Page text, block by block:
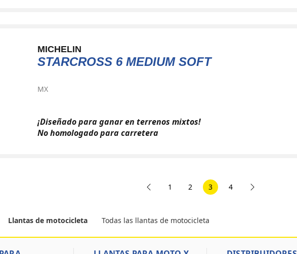
MICHELIN
STARCROSS 6 MEDIUM SOFT
MX
¡Diseñado para ganar en terrenos mixtos!
No homologado para carretera
1 2 3 4
Llantas de motocicleta Todas las llantas de motocicleta